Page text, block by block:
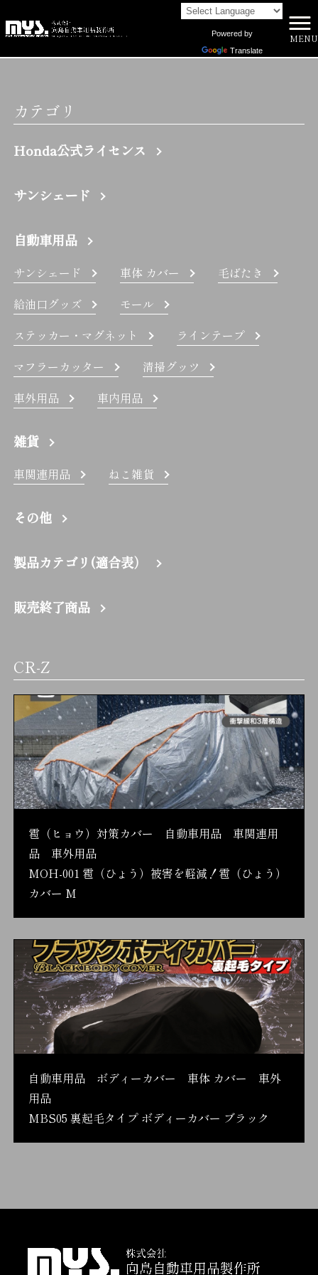
Powered by
Translate
MENU
CR-Z | 株式会社向島自動車用品製作所
カテゴリ
Honda公式ライセンス
サンシェード
自動車用品
サンシェード 車体 カバー
毛ばたき
給油口グッズ
モール
ステッカー・マグネット
ラインテープ
マフラーカッター
清掃グッツ
車外用品
車内用品
雑貨
車関連用品 ねこ雑貨
その他
製品カテゴリ(適合表）
販売終了商品
CR-Z
雹（ヒョウ）対策カバー 自動車用品 車関連用
品 車外用品
MOH-001 雹（ひょう）被害を軽減！雹（ひょう）
カバー M
自動車用品 ボディーカバー 車体 カバー 車外
用品
MBS05 裏起毛タイプ ボディーカバー ブラック